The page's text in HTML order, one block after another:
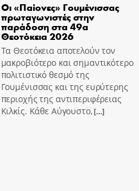
Οι «Παίονες» Γουμένισσας
πρωταγωνιστές στην
παράδοση στα 49α
Θεοτόκεια 2026
Τα Θεοτόκεια αποτελούν τον
μακροβιότερο και σημαντικότερο
πολιτιστικό θεσμό της
Γουμένισσας και της ευρύτερης
περιοχής της αντιπεριφέρειας
Κιλκίς. Κάθε Αύγουστο,[…]